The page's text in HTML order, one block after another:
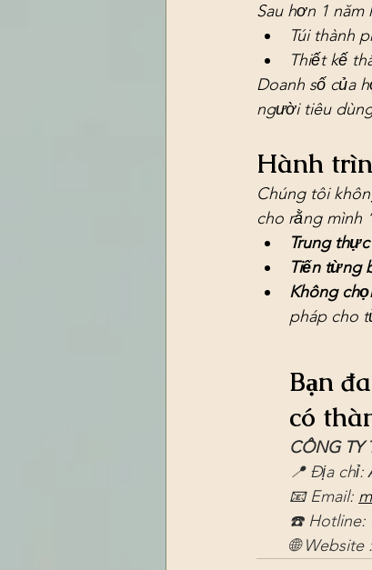
Sau hơn 1
Túi thành
Thiết kế
Doanh số của
người tiêu
Hành
Chúng tôi
cho rằng mình
Trung
Tiến từng
Không
pháp cho
Bạn
có
CÔNG TY
📍 Địa
📧 Email:
☎️ Hotline:
🌐 Website :